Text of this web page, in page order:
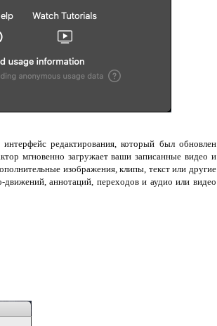
редактирования, который был обновлен
мгновенно загружает ваши записанные видео и
изображения, клипы, текст или другие
аннотаций, переходов и аудио или видео